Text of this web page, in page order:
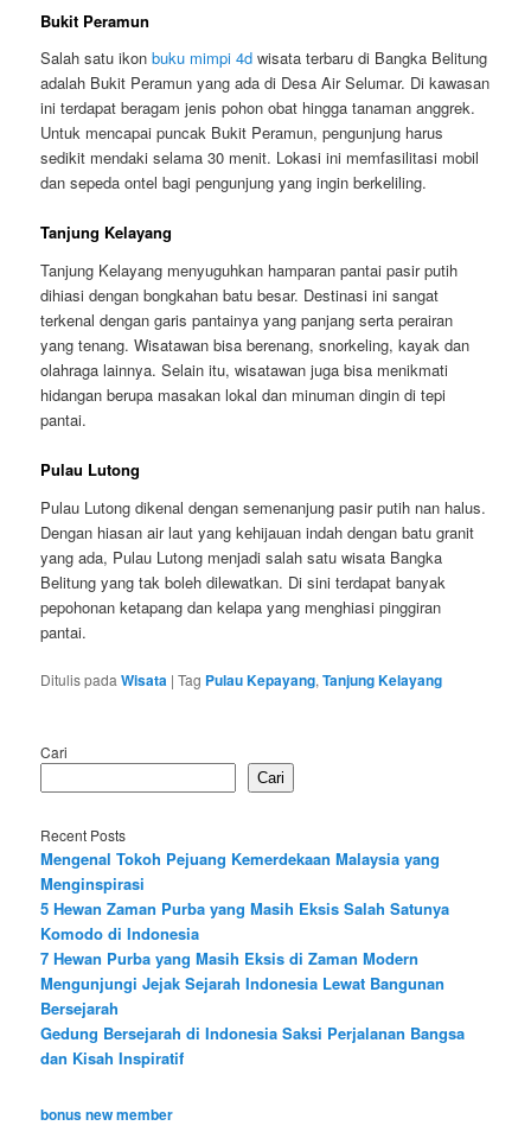
Bukit Peramun
Salah satu ikonbuku mimpi 4d wisata terbaru di Bangka Belitung
adalah Bukit Peramun yang ada di Desa Air Selumar. Di kawasan
ini terdapat beragam jenis pohon obat hingga tanaman anggrek.
Untuk mencapai puncak Bukit Peramun, pengunjung harus
sedikit mendaki selama 30 menit. Lokasi ini memfasilitasi mobil
dan sepeda ontel bagi pengunjung yang ingin berkeliling.
Tanjung Kelayang
Tanjung Kelayang menyuguhkan hamparan pantai pasir putih
dihiasi dengan bongkahan batu besar. Destinasi ini sangat
terkenal dengan garis pantainya yang panjang serta perairan
yang tenang. Wisatawan bisa berenang, snorkeling, kayak dan
olahraga lainnya. Selain itu, wisatawan juga bisa menikmati
hidangan berupa masakan lokal dan minuman dingin di tepi
pantai.
Pulau Lutong
Pulau Lutong dikenal dengan semenanjung pasir putih nan halus.
Dengan hiasan air laut yang kehijauan indah dengan batu granit
yang ada, Pulau Lutong menjadi salah satu wisata Bangka
Belitung yang tak boleh dilewatkan. Di sini terdapat banyak
pepohonan ketapang dan kelapa yang menghiasi pinggiran
pantai.
Ditulis pada Wisata |Tag Pulau Kepayang,Tanjung Kelayang
Cari
Cari
Recent Posts
Mengenal Tokoh Pejuang Kemerdekaan Malaysia yang
Menginspirasi
5 Hewan Zaman Purba yang Masih Eksis Salah Satunya
Komodo di Indonesia
7 Hewan Purba yang Masih Eksis di Zaman Modern
Mengunjungi Jejak Sejarah Indonesia Lewat Bangunan
Bersejarah
Gedung Bersejarah di Indonesia Saksi Perjalanan Bangsa
dan Kisah Inspiratif
bonus new member